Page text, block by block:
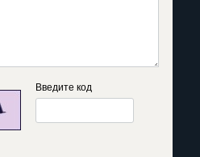
Введите код